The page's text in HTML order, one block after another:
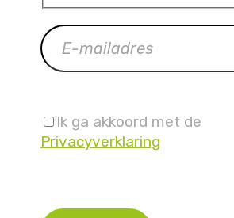
Ik ga akkoord met de
Privacyverklaring